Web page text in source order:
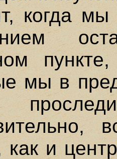
когда
мы в
как и